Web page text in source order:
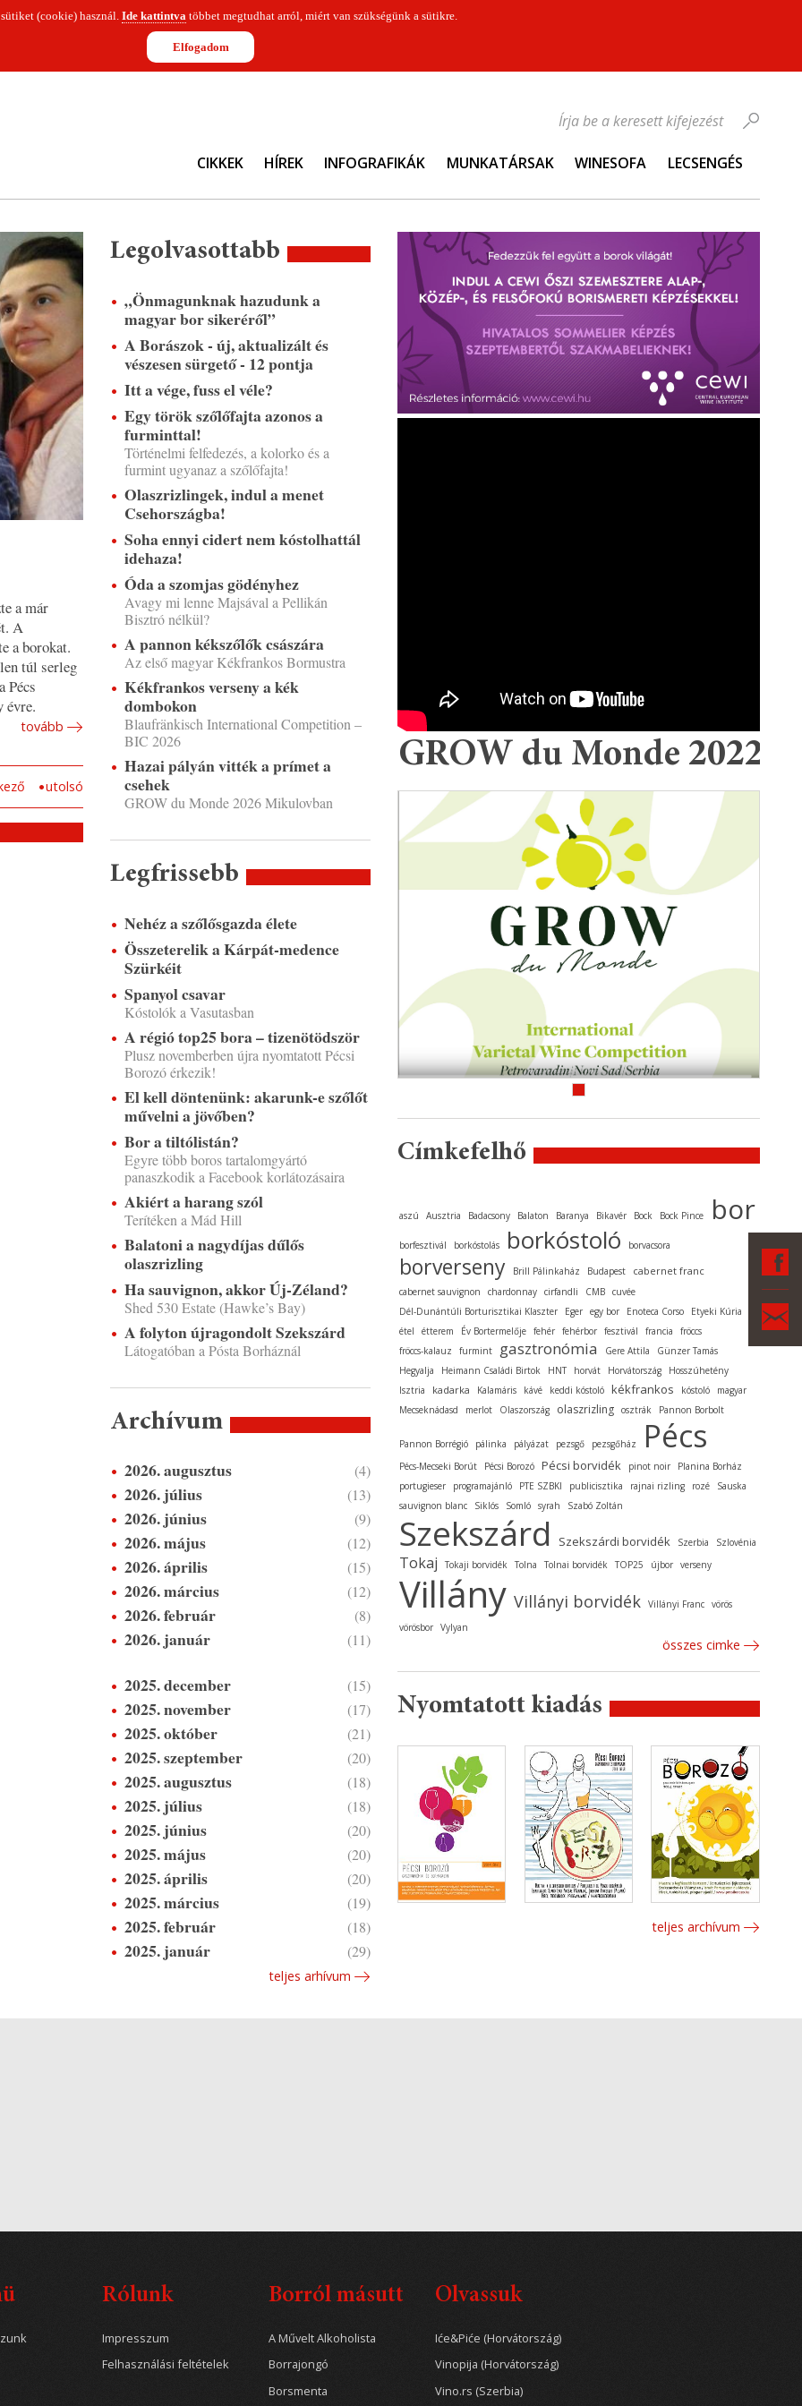
(cookie) használ.Ide kattintvatöbbet megtudhat arról, miért van szükségünk a sütikre.
Elfogadom
CIKKEK HÍREK INFOGRAFIKÁK MUNKATÁRSAK WINESOFA LECSENGÉS
Írja be a keresett kifejezést
a már
A
a borokat.
túl serleg
Pécs
évre.
tovább
utolsó
Legolvasottabb
„Önmagunknak hazudunk a
magyar bor sikeréről”
A Borászok - új, aktualizált és
vészesen sürgető - 12 pontja
Itt a vége, fuss el véle?
Egy török szőlőfajta azonos a
furminttal!
Történelmi felfedezés, a kolorko és a
furmint ugyanaz a szőlőfajta!
Olaszrizlingek, indul a menet
Csehországba!
Soha ennyi cidert nem kóstolhattál
idehaza!
Óda a szomjas gödényhez
Avagy mi lenne Majsával a Pellikán
Bisztró nélkül?
A pannon kékszőlők császára
Az első magyar Kékfrankos Bormustra
Kékfrankos verseny a kék
dombokon
Blaufränkisch International Competition –
BIC 2026
Hazai pályán vitték a prímet a
csehek
GROW du Monde 2026 Mikulovban
Legfrissebb
Nehéz a szőlősgazda élete
Összeterelik a Kárpát-medence
Szürkéit
Spanyol csavar
Kóstolók a Vasutasban
A régió top25 bora – tizenötödször
Plusz novemberben újra nyomtatott Pécsi
Borozó érkezik!
El kell döntenünk: akarunk-e szőlőt
művelni a jövőben?
Bor a tiltólistán?
Egyre több boros tartalomgyártó
panaszkodik a Facebook korlátozásaira
Akiért a harang szól
Terítéken a Mád Hill
Balatoni a nagydíjas dűlős
olaszrizling
Ha sauvignon, akkor Új-Zéland?
Shed 530 Estate (Hawke’s Bay)
A folyton újragondolt Szekszárd
Látogatóban a Pósta Borháznál
Archívum
2026. augusztus (4)
2026. július (13)
2026. június (9)
2026. május (12)
2026. április (15)
2026. március (12)
2026. február (8)
2026. január (11)
2025. december (15)
2025. november (17)
2025. október (21)
2025. szeptember (20)
2025. augusztus (18)
2025. július (18)
2025. június (20)
2025. május (20)
2025. április (20)
2025. március (19)
2025. február (18)
2025. január (29)
teljes arhívum
GROW du Monde 2022
Címkefelhő
aszú Ausztria Badacsony Balaton Baranya Bikavér Bock Bock Pince bor
borfesztivál borkóstolás borkóstoló borvacsora
borverseny Brill Pálinkaház Budapest cabernet franc
cabernet sauvignon chardonnay cirfandli CMB cuvée
Dél-Dunántúli Borturisztikai Klaszter
Eger egy bor Enoteca Corso
Etyeki Kúria
étel
étterem Év Bortermelője fehér fehérbor fesztivál francia
fröccs
fröccs-kalauz
furmint gasztronómia Gere Attila
Günzer Tamás
Hegyalja
Heimann Családi Birtok HNT horvát Horvátország
Hosszúhetény
Isztria
kadarka Kalamáris kávé keddi kóstoló kékfrankos kóstoló
magyar
Mecseknádasd
merlot Olaszország olaszrizling osztrák Pannon Borbolt
Pannon Borrégió pálinka pályázat pezsgő pezsgőház Pécs
Pécs-Mecseki Borút Pécsi Borozó Pécsi borvidék pinot noir
Planina Borház
portugieser
programajánló PTE SZBKI publicisztika rajnai rizling rozé
Sauska
sauvignon blanc
Siklós Somló syrah Szabó Zoltán
Szekszárd Szekszárdi borvidék Szerbia Szlovénia
Tokaj Tokaji borvidék Tolna Tolnai borvidék TOP25 újbor verseny
Villány Villányi borvidék Villányi Franc vörös
vörösbor Vylyan
összes cimke
Nyomtatott kiadás
teljes archívum
Rólunk
Impresszum
Felhasználási feltételek
Borról másutt
A Művelt Alkoholista
Borrajongó
Borsmenta
Olvassuk
Iće&Piće (Horvátország)
Vinopija (Horvátország)
Vino.rs (Szerbia)